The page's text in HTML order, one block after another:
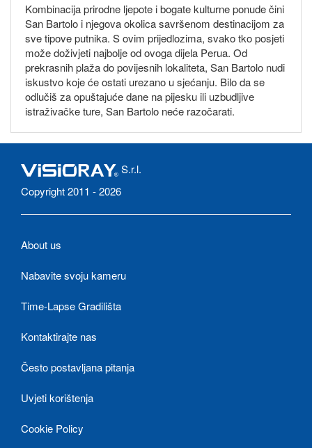
Kombinacija prirodne ljepote i bogate kulturne ponude čini
San Bartolo i njegova okolica savršenom destinacijom za
sve tipove putnika. S ovim prijedlozima, svako tko posjeti
može doživjeti najbolje od ovoga dijela Perua. Od
prekrasnih plaža do povijesnih lokaliteta, San Bartolo nudi
iskustvo koje će ostati urezano u sjećanju. Bilo da se
odlučiš za opuštajuće dane na pijesku ili uzbudljive
istraživačke ture, San Bartolo neće razočarati.
S.r.l.
Copyright 2011 - 2026
About us
Nabavite svoju kameru
Time-Lapse Gradilišta
Kontaktirajte nas
Često postavljana pitanja
Uvjeti korištenja
Cookie Policy